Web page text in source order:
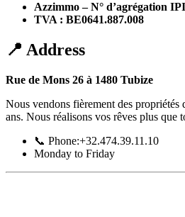
Azzimmo – N° d’agrégation
TVA : BE0641.887.008
📍 Address
Rue de Mons 26 à 1480 Tubize
Nous vendons fièrement des propriétés
ans. Nous réalisons vos rêves plus que
📞 Phone:+32.474.39.11.10
Monday to Friday